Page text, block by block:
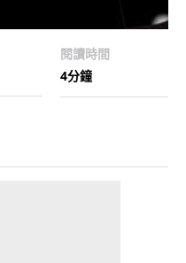
閱讀時間
4分鐘